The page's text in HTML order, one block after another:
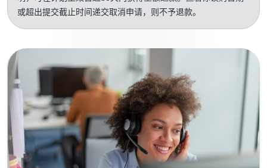
或超出提交截止时间递交取消申请，则不予退款。